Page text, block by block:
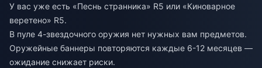
У вас уже есть «Песнь странника» R5 или «Киноварное
веретено» R5.
В пуле 4-звездочного оружия нет нужных вам предметов.
Оружейные баннеры повторяются каждые 6-12 месяцев —
ожидание снижает риски.